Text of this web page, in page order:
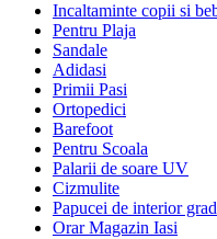
Incaltaminte copii si
Pentru Plaja
Sandale
Adidasi
Primii Pasi
Ortopedici
Barefoot
Pentru Scoala
Palarii de soare UV
Cizmulite
Papucei de interior
Orar Magazin Iasi